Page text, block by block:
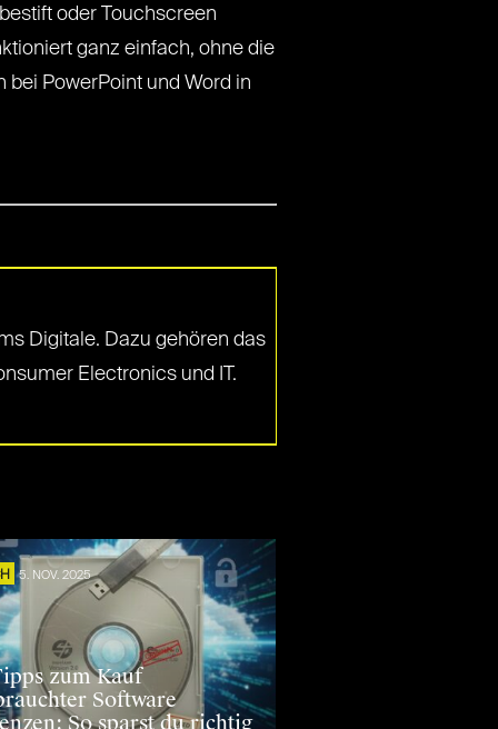
oder Touchscreen
ganz einfach, ohne die
PowerPoint und Word in
Digitale. Dazu gehören das
Electronics und IT.
5. NOV. 2025
zum Kauf
Software
So sparst du richtig